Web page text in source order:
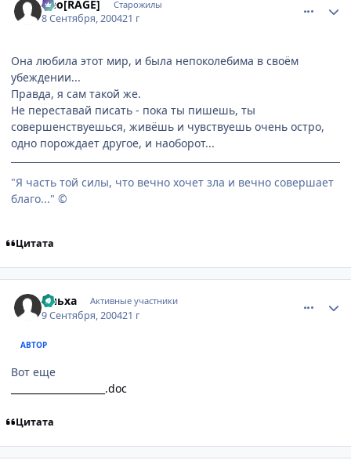
Neo[RAGE] Старожилы
8 Сентября, 200421 г
Она любила этот мир, и была непоколебима в своём
убеждении...
Правда, я сам такой же.
Не переставай писать - пока ты пишешь, ты
совершенствуешься, живёшь и чувствуешь очень остро,
одно порождает другое, и наоборот...
"Я часть той силы, что вечно хочет зла и вечно совершает
благо..." ©
Цитата
Ольха Активные участники
9 Сентября, 200421 г
АВТОР
Вот еще
____________________.doc
Цитата